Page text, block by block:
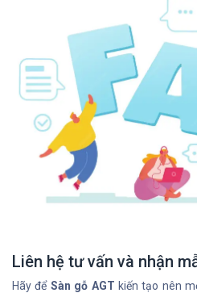
Liên hệ tư vấn và nhận
Hãy để Sàn gỗ AGT kiến tạo nên